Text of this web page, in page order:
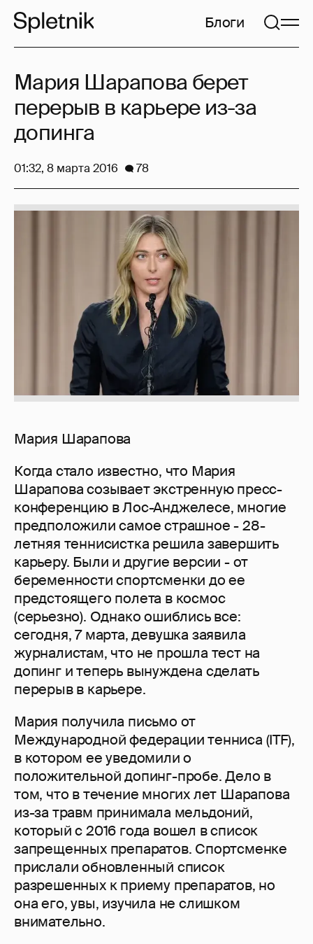
Блоги
Мария Шарапова
Когда стало известно, что Мария
Шарапова созывает экстренную пресс-
конференцию в Лос-Анджелесе, многие
предположили самое страшное - 28-
летняя теннисистка решила завершить
карьеру. Были и другие версии - от
беременности спортсменки до ее
предстоящего полета в космос
(серьезно). Однако ошиблись все:
сегодня, 7 марта, девушка заявила
журналистам, что не прошла тест на
допинг и теперь вынуждена сделать
перерыв в карьере.
Мария получила письмо от
Международной федерации тенниса (ITF),
в котором ее уведомили о
положительной допинг-пробе. Дело в
том, что в течение многих лет Шарапова
из-за травм принимала мельдоний,
который с 2016 года вошел в список
запрещенных препаратов. Спортсменке
прислали обновленный список
разрешенных к приему препаратов, но
она его, увы, изучила не слишком
внимательно.
Мария Шарапова берет
перерыв в карьере из-за
допинга
01:32, 8 марта 2016 78